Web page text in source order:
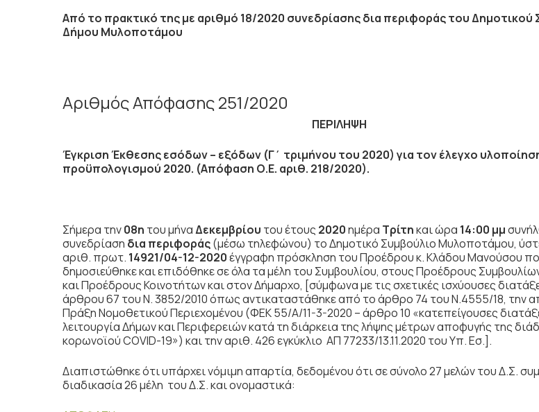
Από το πρακτικό της με αριθμό 18/2020 συνεδρίασης δια περιφοράς του Δημοτικού
Δήμου Μυλοποτάμου
Αριθμός Απόφασης 251/2020
ΠΕΡΙΛΗΨΗ
Έγκριση Έκθεσης εσόδων – εξόδων (Γ΄ τριμήνου του 2020) για τον έλεγχο
προϋπολογισμού 2020. (Απόφαση Ο.Ε. αριθ. 218/2020).
Σήμερα την08η του μήναΔεκεμβρίου του έτους 2020ημέρα Τρίτηκαι ώρα 14:00 μμ
συνεδρίαση δια περιφοράς(μέσω τηλεφώνου) το Δημοτικό Συμβούλιο Μυλοποτάμου,
αριθ. πρωτ. 14921/04-12-2020έγγραφη πρόσκληση του Προέδρου κ. Κλάδου Μανούσου
δημοσιεύθηκε και επιδόθηκε σε όλα τα μέλη του Συμβουλίου, στους Προέδρους
και Προέδρους Κοινοτήτων και στον Δήμαρχο, [σύμφωνα με τις σχετικές ισχύουσες
άρθρου 67 του Ν. 3852/2010 όπως αντικαταστάθηκε από το άρθρο 74 του Ν.4555/18, την
Πράξη Νομοθετικού Περιεχομένου (ΦΕΚ 55/Α/11-3-2020 – άρθρο 10 «κατεπείγουσες
λειτουργία Δήμων και Περιφερειών κατά τη διάρκεια της λήψης μέτρων αποφυγής της
κορωνοϊού COVID-19») και την αριθ. 426 εγκύκλιο ΑΠ 77233/13.11.2020 του Υπ. Εσ.].
Διαπιστώθηκε ότι υπάρχει νόμιμη απαρτία, δεδομένου ότι σε σύνολο 27 μελών του Δ.Σ.
διαδικασία 26 μέλη του Δ.Σ. και ονομαστικά: